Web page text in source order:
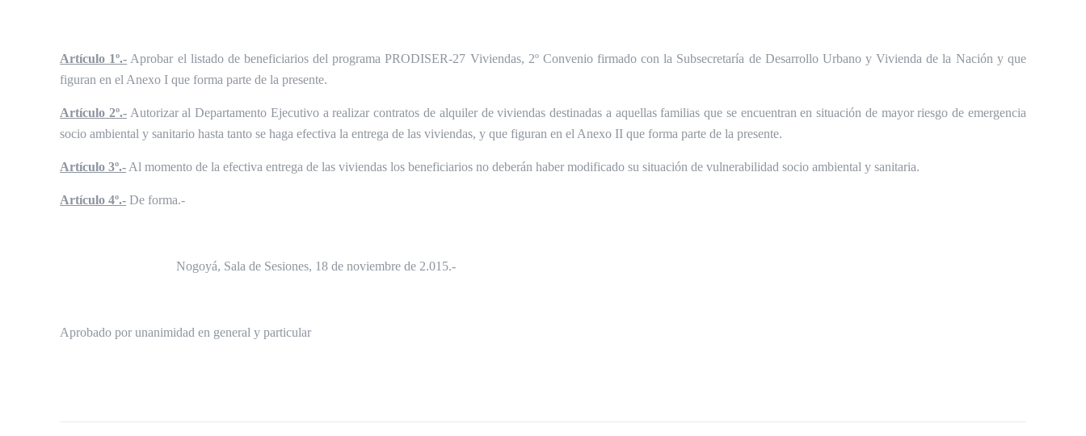
Artículo 1º.- Aprobar el listado de beneficiarios del programa PRODISER-27 Viviendas, 2º Convenio firmado con la Subsecretaría de Desarrollo Urbano y Vivienda de la Nación y que
figuran en el Anexo I que forma parte de la presente.
Artículo 2º.-Autorizar al Departamento Ejecutivo a realizar contratos de alquiler de viviendas destinadas a aquellas familias que se encuentran en situación de mayor riesgo de emergencia
socio ambiental y sanitario hasta tanto se haga efectiva la entrega de las viviendas, y que figuran en el Anexo II que forma parte de la presente.
Artículo 3º.- Al momento de la efectiva entrega de las viviendas los beneficiarios no deberán haber modificado su situación de vulnerabilidad socio ambiental y sanitaria.
Artículo 4º.- De forma.-
Nogoyá, Sala de Sesiones, 18 de noviembre de 2.015.-
Aprobado por unanimidad en general y particular